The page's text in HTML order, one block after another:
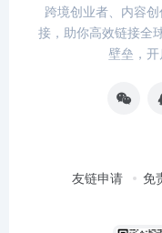
跨境创业者、内容
接，助你高效链接全
壁垒，开
友链申请 免